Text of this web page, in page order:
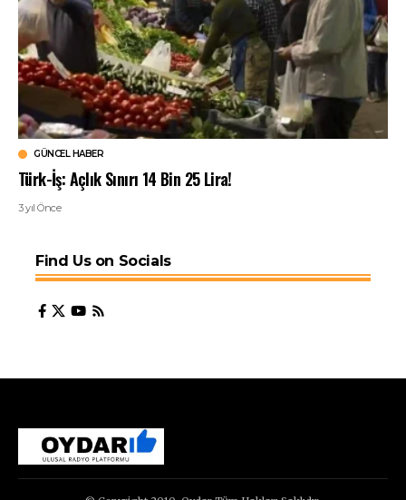
GÜNCEL HABER
Türk-İş: Açlık Sınırı 14 Bin 25 Lira!
3 yıl Önce
Find Us on Socials